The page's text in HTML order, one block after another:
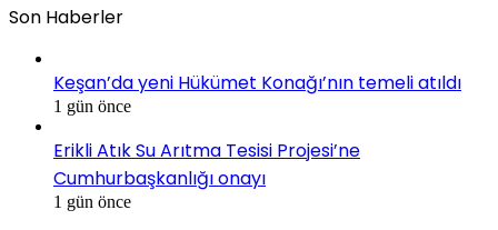
Son Haberler
Keşan’da yeni Hükümet Konağı’nın temeli atıldı
1 gün önce
Erikli Atık Su Arıtma Tesisi Projesi’ne
Cumhurbaşkanlığı onayı
1 gün önce